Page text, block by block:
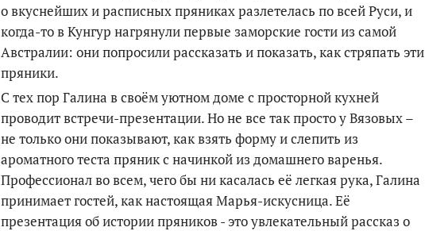
о вкуснейших и расписных пряниках разлетелась по всей Руси, и
когда-то в Кунгур нагрянули первые заморские гости из самой
Австралии: они попросили рассказать и показать, как стряпать эти
пряники.
С тех пор Галина в своём уютном доме с просторной кухней
проводит встречи-презентации. Но не все так просто у Вязовых –
не только они показывают, как взять форму и слепить из
ароматного теста пряник с начинкой из домашнего варенья.
Профессионал во всем, чего бы ни касалась её легкая рука, Галина
принимает гостей, как настоящая Марья-искусница. Её
презентация об истории пряников - это увлекательный рассказ о